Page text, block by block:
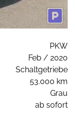
PKW
Feb / 2020
Schaltgetriebe
53.000 km
Grau
ab sofort